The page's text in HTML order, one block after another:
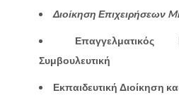
Διοίκηση Επιχειρήσεων
Επαγγελματικός
Συμβουλευτική
Εκπαιδευτική Διοίκηση